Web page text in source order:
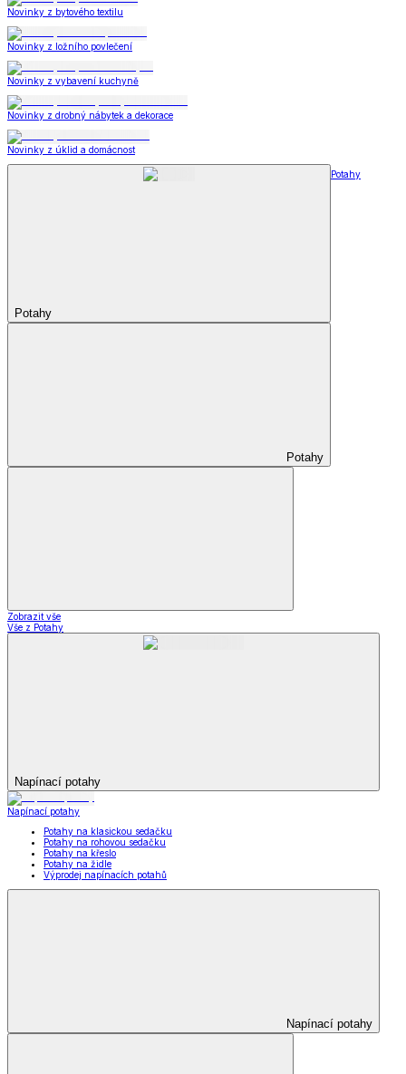
Novinky z bytového textilu
Novinky z ložního povlečení
Novinky z vybavení kuchyně
Novinky z drobný nábytek a dekorace
Novinky z úklid a domácnost
Potahy
Potahy
Potahy
Zobrazit vše
Vše z Potahy
Napínací potahy
Napínací potahy
Potahy na klasickou sedačku
Potahy na rohovou sedačku
Potahy na křeslo
Potahy na židle
Výprodej napínacích potahů
Napínací potahy